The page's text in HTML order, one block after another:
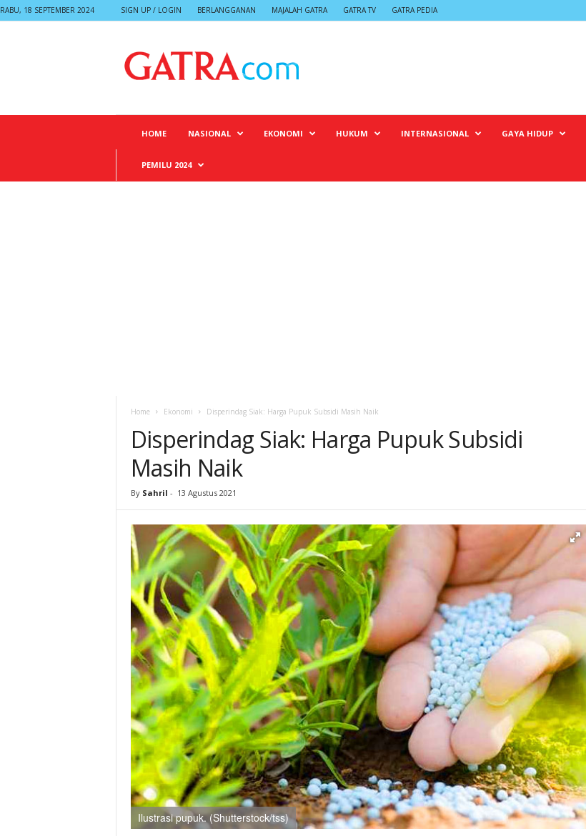
RABU, 18 SEPTEMBER 2024 SIGN UP / LOGIN BERLANGGANAN MAJALAH GATRA GATRA TV GATRA PEDIA
HOME NASIONAL EKONOMI HUKUM INTERNASIONAL GAYA HIDUP
PEMILU 2024
Home Ekonomi Disperindag Siak: Harga Pupuk Subsidi Masih Naik
Disperindag Siak: Harga Pupuk Subsidi
Masih Naik
By Sahril - 13 Agustus 2021
Ilustrasi pupuk. (Shutterstock/tss)